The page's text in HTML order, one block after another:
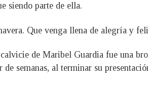
siendo parte de ella.
Que venga llena de alegría y
de Maribel Guardia fue una
de semanas, al terminar su